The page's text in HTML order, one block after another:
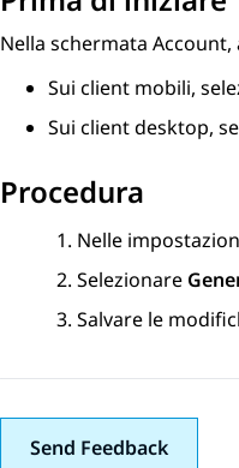
Nella schermata Account,
Sui client mobili,
Sui client desktop,
Procedura
Nelle
Selezionare
Salvare le
Send Feedback